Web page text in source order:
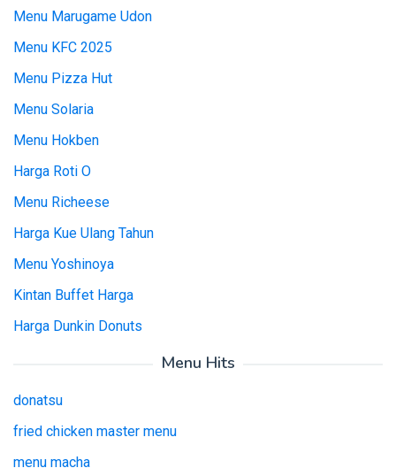
Menu Marugame Udon
Menu KFC 2025
Menu Pizza Hut
Menu Solaria
Menu Hokben
Harga Roti O
Menu Richeese
Harga Kue Ulang Tahun
Menu Yoshinoya
Kintan Buffet Harga
Harga Dunkin Donuts
Menu Hits
donatsu
fried chicken master menu
menu macha